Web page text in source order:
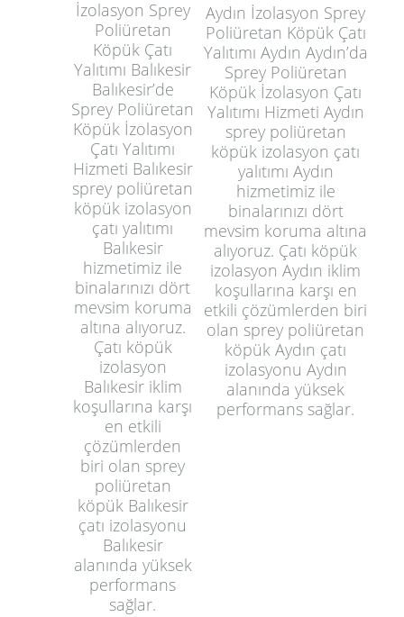
İzolasyon Sprey
Poliüretan
Köpük Çatı
Yalıtımı Balıkesir
Balıkesir’de
Sprey Poliüretan
Köpük İzolasyon
Çatı Yalıtımı
Hizmeti Balıkesir
sprey poliüretan
köpük izolasyon
çatı yalıtımı
Balıkesir
hizmetimiz ile
binalarınızı dört
mevsim koruma
altına alıyoruz.
Çatı köpük
izolasyon
Balıkesir iklim
koşullarına karşı
en etkili
çözümlerden
biri olan sprey
poliüretan
köpük Balıkesir
çatı izolasyonu
Balıkesir
alanında yüksek
performans
sağlar.
Aydın İzolasyon Sprey
Poliüretan Köpük Çatı
Yalıtımı Aydın Aydın’da
Sprey Poliüretan
Köpük İzolasyon Çatı
Yalıtımı Hizmeti Aydın
sprey poliüretan
köpük izolasyon çatı
yalıtımı Aydın
hizmetimiz ile
binalarınızı dört
mevsim koruma altına
alıyoruz. Çatı köpük
izolasyon Aydın iklim
koşullarına karşı en
etkili çözümlerden biri
olan sprey poliüretan
köpük Aydın çatı
izolasyonu Aydın
alanında yüksek
performans sağlar.